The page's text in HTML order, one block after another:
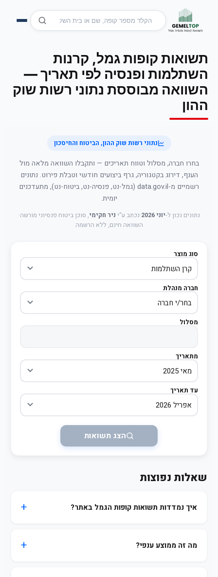
תשואות קופות גמל, קרנות
השתלמות ופנסיה לפי תאריך —
השוואה מבוססת נתוני רשות שוק
ההון
נתוני רשות שוק ההון, הביטוח והחיסכון
בחרו חברה, מסלול וטווח תאריכים — ותקבלו השוואה מלאה מול
הענף, דירוג בקטגוריה, גרף ביצועים חודשי וטבלת פירוט. נתונים
רשמיים מ-data.gov.il (גמל-נט, פנסיה-נט, ביטוח-נט), מתעדכנים
יומית.
נתונים נכון ל-יוני 2026 ·נכתב ע"י ניר חקימי, סוכן ביטוח פנסיוני מורשה·
השוואה חינם, ללא הרשמה
סוג מוצר
חברה מנהלת
מסלול
מתאריך
עד תאריך
הצג תשואות
שאלות נפוצות
איך נמדדות תשואות קופות הגמל באתר?
מה זה ממוצע ענפי?